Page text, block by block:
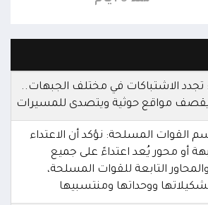
تجدد الاشتباكات في مختلف الجبهات..
مواقع حوثية ويتصدى للمسيرات
القوات المسلحة: نؤكد أن الاعتداء
أو محور يُعد اعتداءً على جميع
التابعة للقوات المسلحة،
ووحداتها ومنتسبيها